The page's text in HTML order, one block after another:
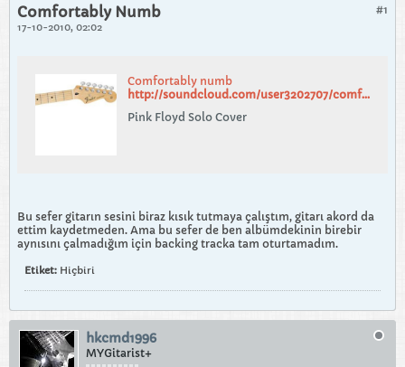
#1
Comfortably Numb
17-10-2010, 02:02
Comfortably numb
http://soundcloud.com/user3202707/comfortably-numb
Pink Floyd Solo Cover
Bu sefer gitarın sesini biraz kısık tutmaya çalıştım, gitarı akord da
ettim kaydetmeden. Ama bu sefer de ben albümdekinin birebir
aynısını çalmadığım için backing tracka tam oturtamadım.
Etiket: Hiçbiri
hkcmd1996
MYGitarist+